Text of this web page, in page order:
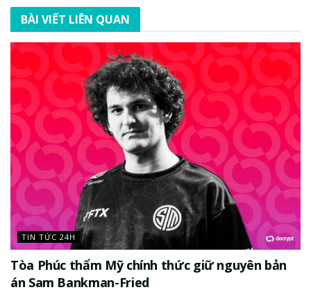
BÀI VIẾT LIÊN QUAN
TIN TỨC 24H
Tòa Phúc thẩm Mỹ chính thức giữ nguyên bản
án Sam Bankman-Fried